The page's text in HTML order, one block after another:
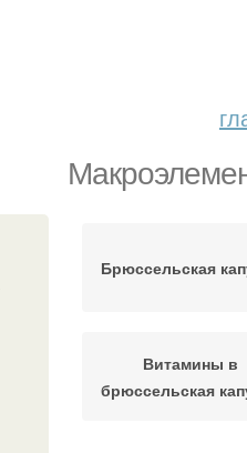
Брюссельская
Витамины в
брюссельская